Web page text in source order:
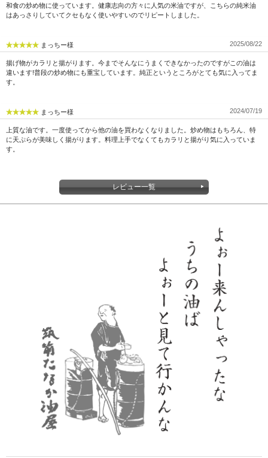
などと比べてこれらの原因物質となる「アクロレイン」や「プロパナー
ル」という物質の発生が少なく、油の匂いが気になる方でも食べやすい
また、室内に嫌な匂いが充満にしくく、鍋や食器への油のこびりつきも
少ないので、揚げ物や炒め物の調理後のお手間も減らすことができま
悪玉コレステロールの抑制が期待できる「オレイン酸」の摂取に
和食の炒め物に使っています。健康志向の方々に人気の米油ですが、こちらの純米油
はあっさりしていてクセもなく使いやすいのでリピートしました。
まっちー様 2025/08/22
揚げ物がカラリと揚がります。今までそんなにうまくできなかったのですがこの油は
違います!普段の炒め物にも重宝しています。純正というところがとても気に入ってま
す。
まっちー様 2024/07/19
上質な油です。一度使ってから他の油を買わなくなりました。炒め物はもちろん、特
に天ぷらが美味しく揚がります。料理上手でなくてもカラリと揚がり気に入っていま
す。
レビュー一覧